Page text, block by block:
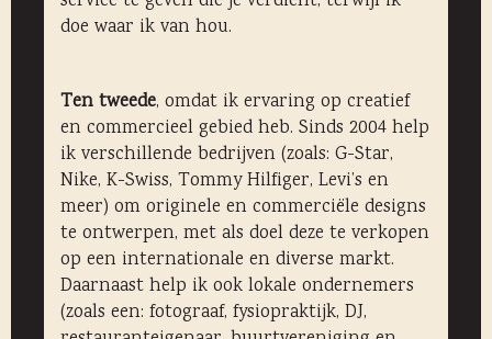
doe waar ik van hou.
Ten tweede, omdat ik ervaring op creatief
en commercieel gebied heb. Sinds 2004 help
ik verschillende bedrijven (zoals: G-Star,
Nike, K-Swiss, Tommy Hilfiger, Levi’s en
meer) om originele en commerciële designs
te ontwerpen, met als doel deze te verkopen
op een internationale en diverse markt.
Daarnaast help ik ook lokale ondernemers
(zoals een: fotograaf, fysiopraktijk, DJ,